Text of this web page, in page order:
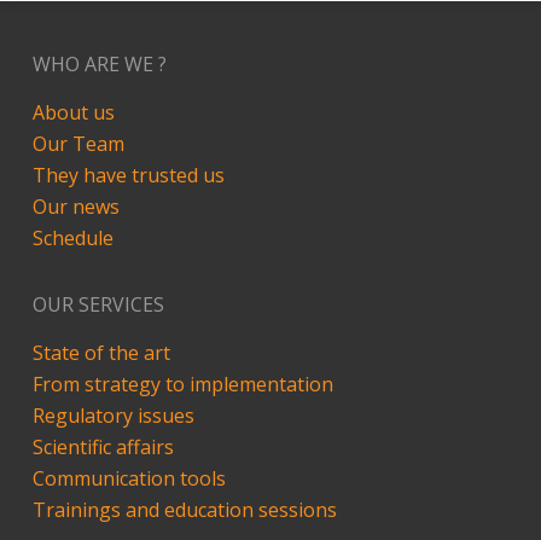
WHO ARE WE ?
About us
Our Team
They have trusted us
Our news
Schedule
OUR SERVICES
State of the art
From strategy to implementation
Regulatory issues
Scientific affairs
Communication tools
Trainings and education sessions